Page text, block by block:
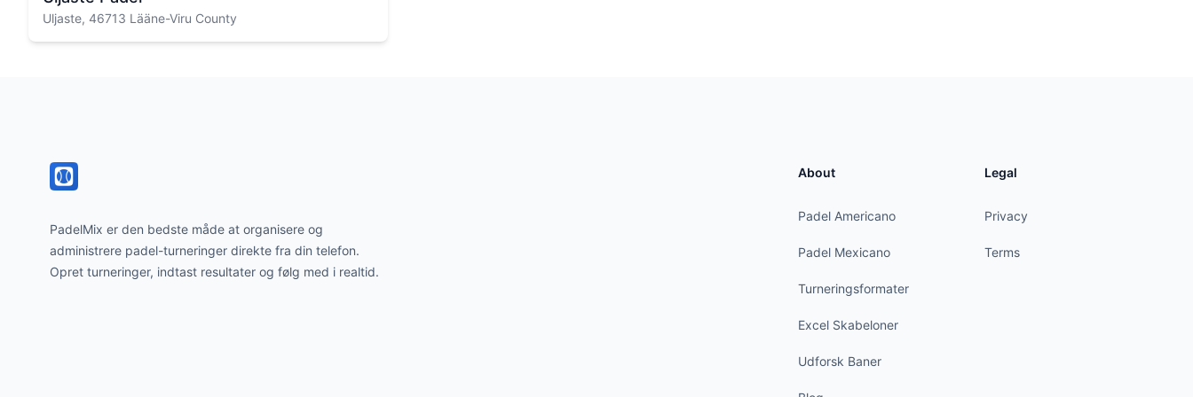
Uljaste, 46713 Lääne-Viru County
PadelMix er den bedste måde at organisere og
administrere padel-turneringer direkte fra din telefon.
Opret turneringer, indtast resultater og følg med i realtid.
About
Padel Americano
Padel Mexicano
Turneringsformater
Excel Skabeloner
Udforsk Baner
Legal
Privacy
Terms